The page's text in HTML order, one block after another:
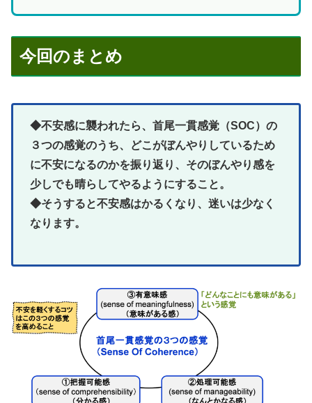
今回のまとめ
◆不安感に襲われたら、首尾一貫感覚（SOC）の
３つの感覚のうち、どこがぼんやりしているため
に不安になるのかを振り返り、そのぼんやり感を
少しでも晴らしてやるようにすること。
◆そうすると不安感はかるくなり、迷いは少なく
なります。